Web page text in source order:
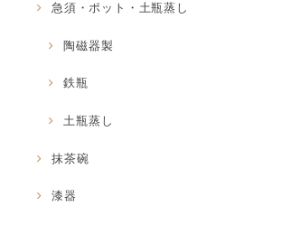
急須・ポット・土瓶蒸し
陶磁器製
鉄瓶
土瓶蒸し
抹茶碗
漆器